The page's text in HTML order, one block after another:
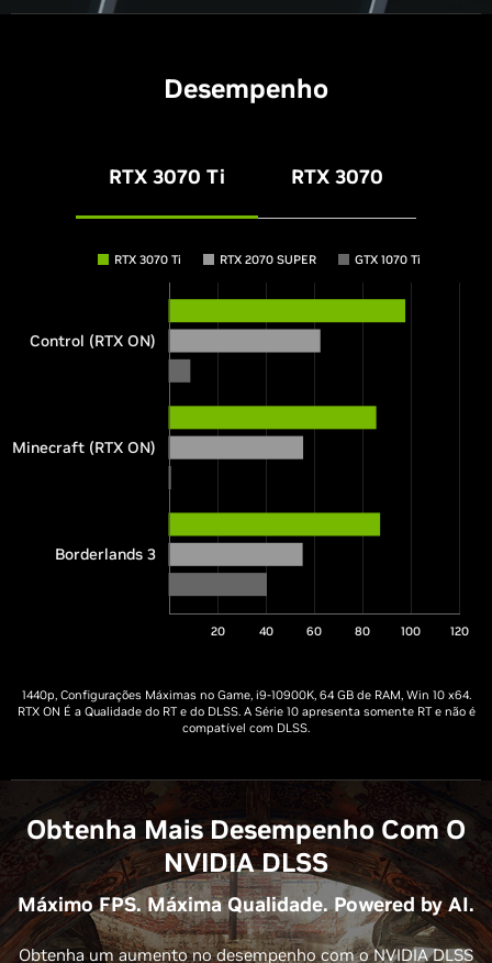
Desempenho
RTX 3070 Ti RTX 3070
RTX 3070 Ti RTX 2070 SUPER GTX 1070 Ti
20 40 60 80 100 120
Control (RTX ON)
Minecraft (RTX ON)
Borderlands 3
1440p, Configurações Máximas no Game, i9-10900K, 64 GB de RAM, Win 10 x64.
RTX ON É a Qualidade do RT e do DLSS. A Série 10 apresenta somente RT e não é
compatível com DLSS.
Obtenha Mais Desempenho Com O
NVIDIA DLSS
Máximo FPS. Máxima Qualidade. Powered by AI.
Obtenha um aumento no desempenho com o NVIDIA DLSS